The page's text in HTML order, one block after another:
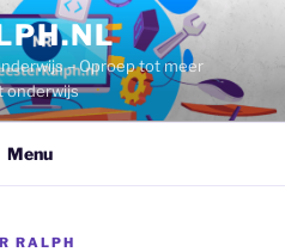
– Oproep tot meer
onderwijs
Menu
RALPH